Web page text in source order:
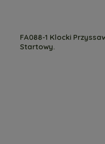
FA088-1 Klocki
Startowy.